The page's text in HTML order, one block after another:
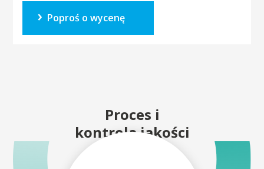
Poproś o wycenę
Proces i
kontrola jakości